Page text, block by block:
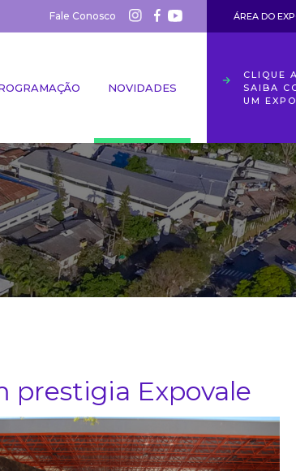
Fale Conosco ÁREA DO
NOVIDADES
CLIQUE
SAIBA
UM
prestigia Expovale